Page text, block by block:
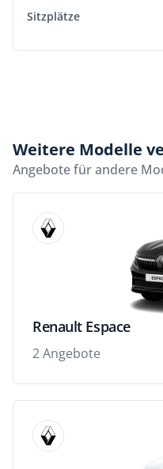
Sitzplätze
Weitere Modelle
Angebote für andere
Renault Espace
2 Angebote